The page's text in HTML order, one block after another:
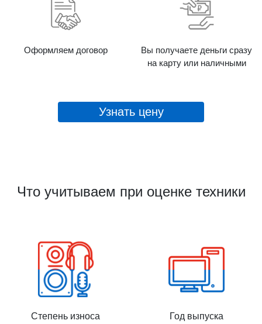
Оформляем договор
Вы получаете деньги сразу
на карту или наличными
Узнать цену
Что учитываем при оценке техники
Степень износа
Год выпуска